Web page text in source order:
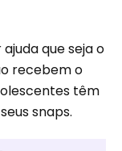
que seja o
recebem o
têm
snaps.